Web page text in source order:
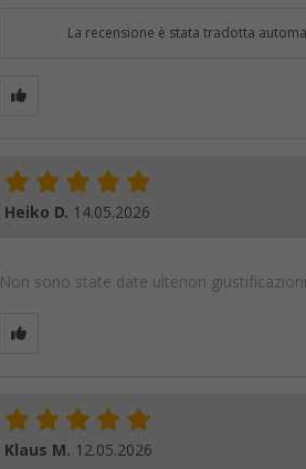
La recensione è stata tradotta
Heiko D. 14.05.2026
Non sono state date ulteriori
Klaus M. 12.05.2026